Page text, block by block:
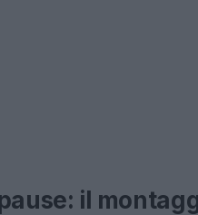
il